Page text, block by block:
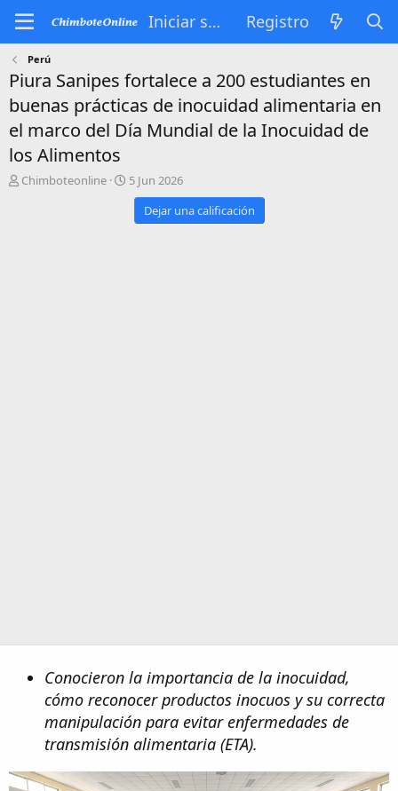
Iniciar sesión Registro
Perú
Piura Sanipes fortalece a 200 estudiantes en
buenas prácticas de inocuidad alimentaria en
el marco del Día Mundial de la Inocuidad de
los Alimentos
A
Chimboteonline
P
u
5 Jun 2026
Dejar una calificación
Conocieron la importancia de la inocuidad,
cómo reconocer productos inocuos y su correcta
manipulación para evitar enfermedades de
transmisión alimentaria (ETA).